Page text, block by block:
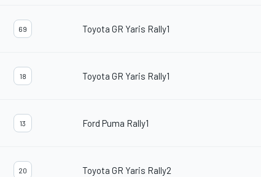
69 Toyota GR Yaris Rally1
18 Toyota GR Yaris Rally1
13 Ford Puma Rally1
20 Toyota GR Yaris Rally2